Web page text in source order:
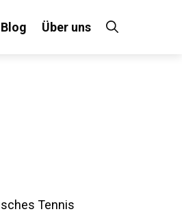
Blog Über uns
Tennis